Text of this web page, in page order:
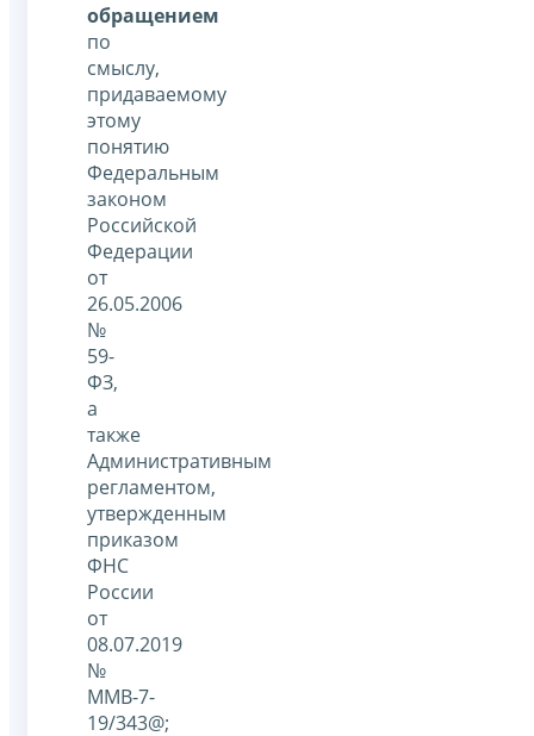
обращением
по
смыслу,
придаваемому
этому
понятию
Федеральным
законом
Российской
Федерации
от
26.05.2006
№
59-
ФЗ,
а
также
Административным
регламентом,
утвержденным
приказом
ФНС
России
от
08.07.2019
№
ММВ-7-
19/343@;